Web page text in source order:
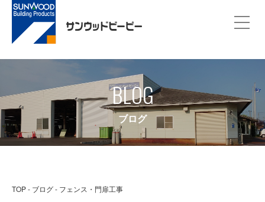
BLOG
ブログ
TOP ブログ フェンス・門扉工事